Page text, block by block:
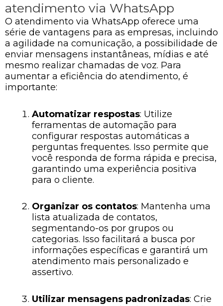
atendimento via WhatsApp
O atendimento via WhatsApp oferece uma
série de vantagens para as empresas, incluindo
a agilidade na comunicação, a possibilidade de
enviar mensagens instantâneas, mídias e até
mesmo realizar chamadas de voz. Para
aumentar a eficiência do atendimento, é
importante:
Automatizar respostas: Utilize
ferramentas de automação para
configurar respostas automáticas a
perguntas frequentes. Isso permite que
você responda de forma rápida e precisa,
garantindo uma experiência positiva
para o cliente.
Organizar os contatos: Mantenha uma
lista atualizada de contatos,
segmentando-os por grupos ou
categorias. Isso facilitará a busca por
informações específicas e garantirá um
atendimento mais personalizado e
assertivo.
Utilizar mensagens padronizadas: Crie